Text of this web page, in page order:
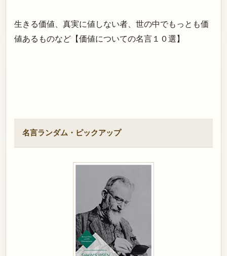
生きる価値、真実に値しない者、世の中でもっとも価
値あるものなど【価値についての名言１０選】
名言ランダム・ピックアップ